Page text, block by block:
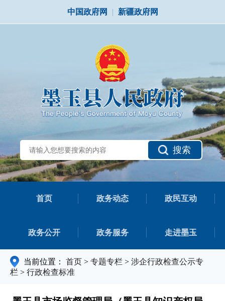
中国政府网 | 新疆政府网
搜索
首页 政务动态 政民互动
政务公开 政务服务 走进墨玉
当前位置： 首页 > 专题专栏 > 涉企行政检查公示专
栏 > 行政检查标准